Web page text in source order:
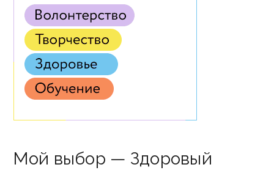
Мой выбор — Здоровый